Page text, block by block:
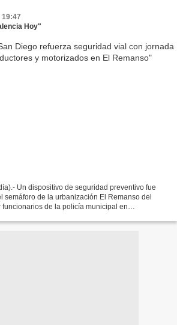
19:47
Hoy"
Un dispositivo de seguridad preventivo fue
semáforo de la urbanización El Remanso del
de la policía municipal en